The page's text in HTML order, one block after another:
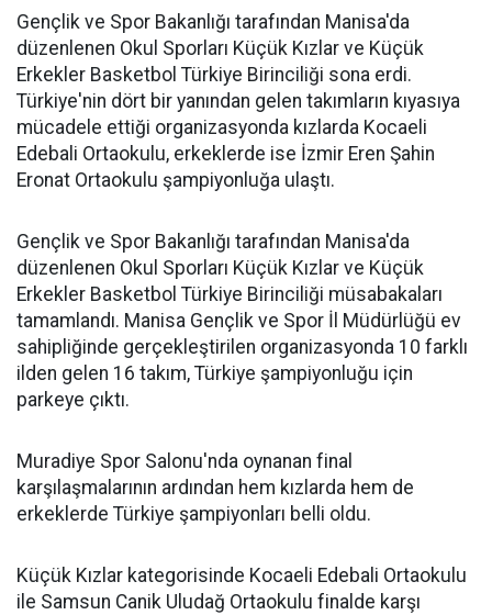
Gençlik ve Spor Bakanlığı tarafından Manisa'da
düzenlenen Okul Sporları Küçük Kızlar ve Küçük
Erkekler Basketbol Türkiye Birinciliği sona erdi.
Türkiye'nin dört bir yanından gelen takımların kıyasıya
mücadele ettiği organizasyonda kızlarda Kocaeli
Edebali Ortaokulu, erkeklerde ise İzmir Eren Şahin
Eronat Ortaokulu şampiyonluğa ulaştı.
Gençlik ve Spor Bakanlığı tarafından Manisa'da
düzenlenen Okul Sporları Küçük Kızlar ve Küçük
Erkekler Basketbol Türkiye Birinciliği müsabakaları
tamamlandı. Manisa Gençlik ve Spor İl Müdürlüğü ev
sahipliğinde gerçekleştirilen organizasyonda 10 farklı
ilden gelen 16 takım, Türkiye şampiyonluğu için
parkeye çıktı.
Muradiye Spor Salonu'nda oynanan final
karşılaşmalarının ardından hem kızlarda hem de
erkeklerde Türkiye şampiyonları belli oldu.
Küçük Kızlar kategorisinde Kocaeli Edebali Ortaokulu
ile Samsun Canik Uludağ Ortaokulu finalde karşı